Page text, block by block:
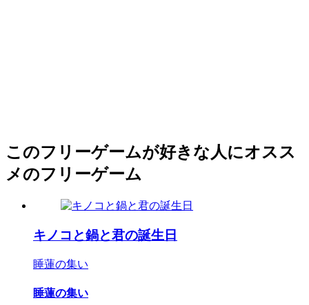
このフリーゲームが好きな人にオスス
メのフリーゲーム
キノコと鍋と君の誕生日
睡蓮の集い
睡蓮の集い